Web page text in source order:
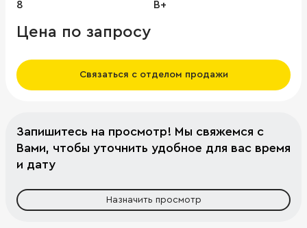
8 B+
Цена по запросу
Связаться с отделом продажи
Запишитесь на просмотр! Мы свяжемся с
Вами, чтобы уточнить удобное для вас время
и дату
Назначить просмотр